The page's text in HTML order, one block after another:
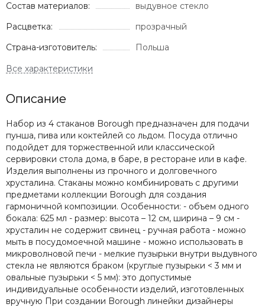
Состав материалов:
выдувное стекло
Расцветка:
прозрачный
Страна-изготовитель:
Польша
Описание
Набор из 4 стаканов Borough предназначен для подачи
пунша, пива или коктейлей со льдом. Посуда отлично
подойдет для торжественной или классической
сервировки стола дома, в баре, в ресторане или в кафе.
Изделия выполнены из прочного и долговечного
хрусталина. Стаканы можно комбинировать с другими
предметами коллекции Borough для создания
гармоничной композиции. Особенности: - объем одного
бокала: 625 мл - размер: высота – 12 см, ширина – 9 см -
хрусталин не содержит свинец - ручная работа - можно
мыть в посудомоечной машине - можно использовать в
микроволновой печи - мелкие пузырьки внутри выдувного
стекла не являются браком (круглые пузырьки < 3 мм и
овальные пузырьки < 5 мм): это допустимые
индивидуальные особенности изделий, изготовленных
вручную При создании Borough линейки дизайнеры